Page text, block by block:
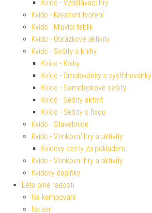
Kvído - Vzdělávací hry
Kvído - Kreativní tvoření
Kvído - Mluvící tablík
Kvído - Obrázkové aktivity
Kvído - Sešity a knihy
Kvído - Knihy
Kvído - Omalovánky a vystřihovánky
Kvído - Samolepkové sešity
Kvído - Sešity aktivit
Kvído - Sešity s fixou
Kvído - Stavebnice
Kvído - Venkovní hry a aktivity
Kvídovy cesty za pokladem
Kvído - Venkovní hry a aktivity
Kvídovy doplňky
Léto plné radosti
Na kempování
Na ven